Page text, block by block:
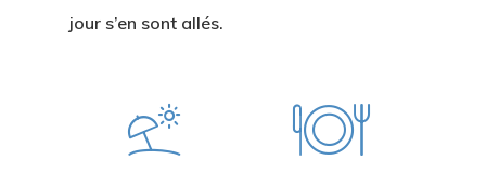
jour s’en sont allés.